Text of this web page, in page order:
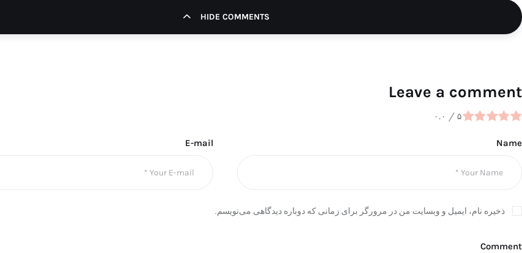
HIDE COMMENTS
Leave a comment
۰.۰ / ۵
Name
E-mail
ذخیره نام، ایمیل و وبسایت من در مرورگر برای زمانی که دوباره دیدگاهی می‌نویسم.
Comment